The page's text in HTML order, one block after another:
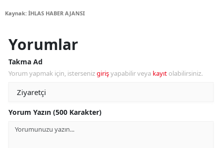
Kaynak: İHLAS HABER AJANSI
Yorumlar
Takma Ad
Yorum yapmak için, istersenizgirişyapabilir veya kayıt olabilirsiniz.
Yorum Yazın (500 Karakter)